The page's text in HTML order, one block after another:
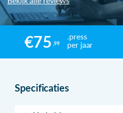
€75 ,99
.press
per jaar
Specificaties